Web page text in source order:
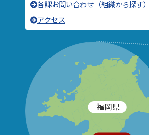
各課お問い合わせ（組織から探す）
アクセス